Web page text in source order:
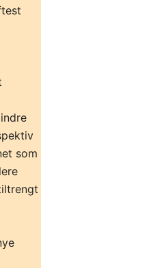
som